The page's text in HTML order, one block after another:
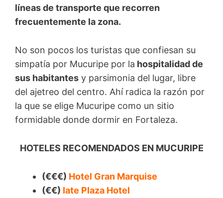
líneas de transporte que recorren
frecuentemente la zona.
No son pocos los turistas que confiesan su
simpatía por Mucuripe por la hospitalidad de
sus habitantes y parsimonia del lugar, libre
del ajetreo del centro. Ahí radica la razón por
la que se elige Mucuripe como un sitio
formidable donde dormir en Fortaleza.
HOTELES RECOMENDADOS EN MUCURIPE
(€€€) Hotel Gran Marquise
(€€) Iate Plaza Hotel